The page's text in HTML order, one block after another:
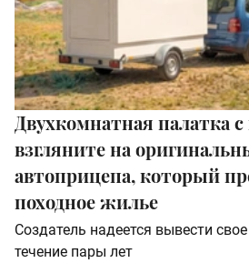
Двухкомнатная палатка с
взгляните на
автоприцепа, который
походное жилье
Создатель надеется вывести
течение пары лет